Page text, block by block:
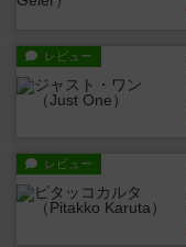
レビュー
レビュー